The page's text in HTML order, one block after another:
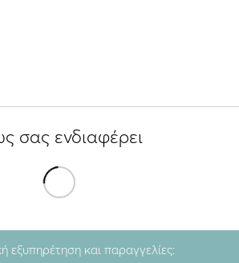
σας ενδιαφέρει
εξυπηρέτηση και παραγγελίες: